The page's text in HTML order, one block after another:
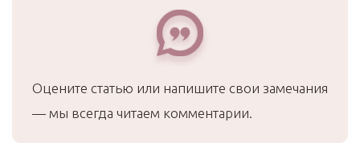
Оцените статью или напишите свои замечания
— мы всегда читаем комментарии.